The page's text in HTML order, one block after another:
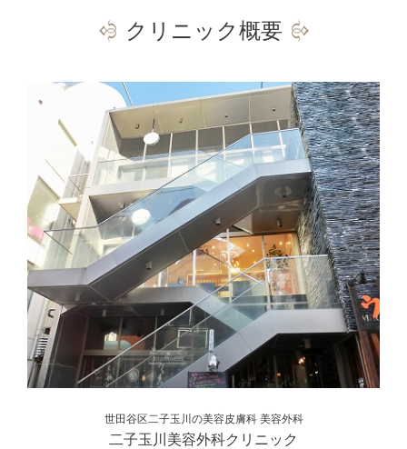
クリニック概要
世田谷区二子玉川の美容皮膚科 美容外科
二子玉川美容外科クリニック